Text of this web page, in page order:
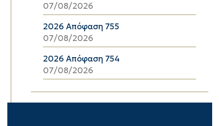
07/08/2026
2026 Απόφαση 755
07/08/2026
2026 Απόφαση 754
07/08/2026